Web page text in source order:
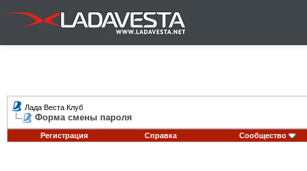
Лада Веста Клуб
Форма смены пароля
Регистрация Справка Сообщество